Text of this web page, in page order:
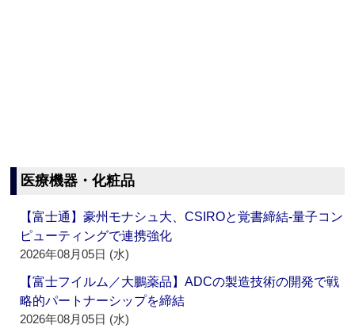
医療機器・化粧品
【富士通】豪州モナシュ大、CSIROと覚書締結‐量子コン
ピューティングで連携強化
2026年08月05日 (水)
【富士フイルム／大鵬薬品】ADCの製造技術の開発で戦
略的パートナーシップを締結
2026年08月05日 (水)